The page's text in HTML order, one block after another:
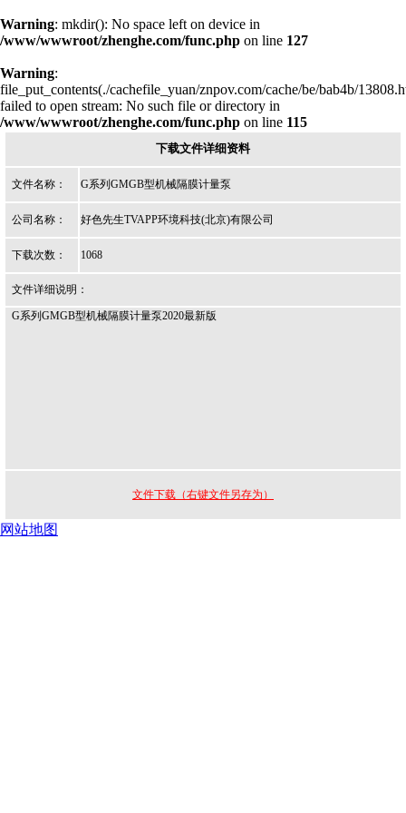
Warning: mkdir(): No space left on device in
/www/wwwroot/zhenghe.com/func.php on line 127
Warning:
file_put_contents(./cachefile_yuan/znpov.com/cache/be/bab4b/
failed to open stream: No such file or directory in
/www/wwwroot/zhenghe.com/func.php on line 115
下载文件详细资料
文件名称： G系列GMGB型机械隔膜计量泵
公司名称： 好色先生TVAPP环境科技(北京)有限公司
下载次数： 1068
文件详细说明：
G系列GMGB型机械隔膜计量泵2020最新版
文件下载（右键文件另存为）
网站地图